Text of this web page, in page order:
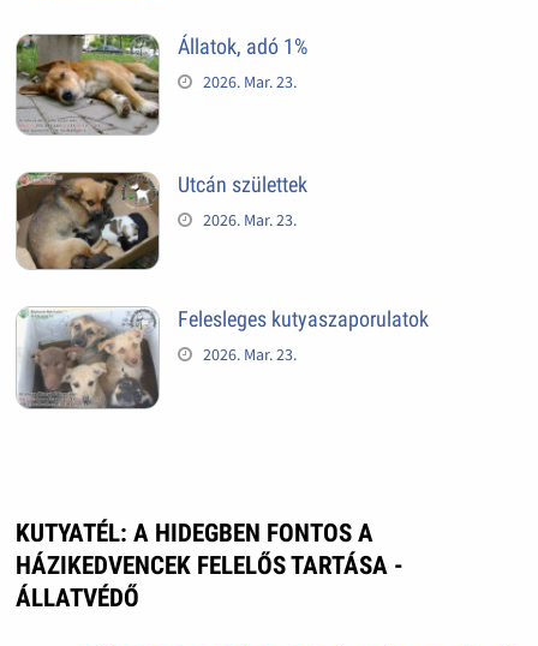
Állatok, adó 1%
2026. Mar. 23.
Utcán születtek
2026. Mar. 23.
Felesleges kutyaszaporulatok
2026. Mar. 23.
KUTYATÉL: A HIDEGBEN FONTOS A
HÁZIKEDVENCEK FELELŐS TARTÁSA -
ÁLLATVÉDŐ